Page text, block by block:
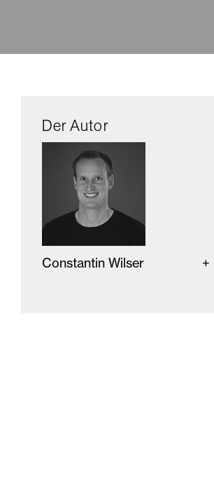
Der Autor
Constantin Wilser